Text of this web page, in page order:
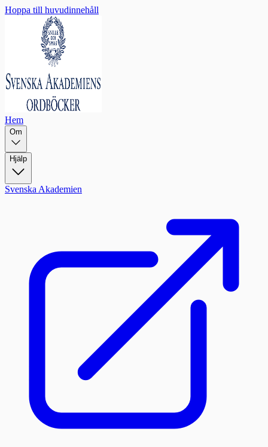
Hoppa till huvudinnehåll
Hem
Om
Hjälp
Svenska Akademien